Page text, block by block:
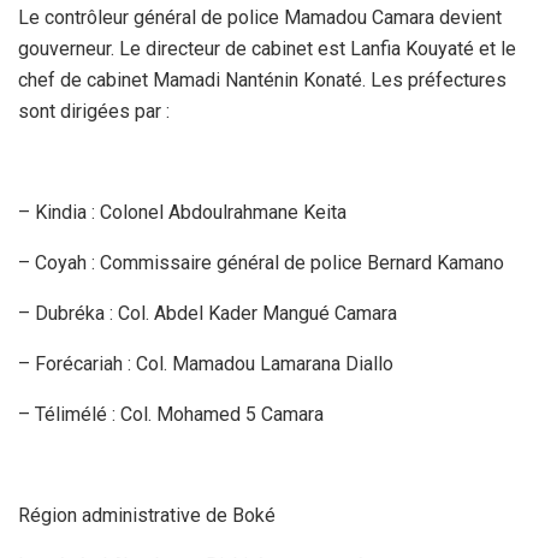
Le contrôleur général de police Mamadou Camara devient
gouverneur. Le directeur de cabinet est Lanfia Kouyaté et le
chef de cabinet Mamadi Nanténin Konaté. Les préfectures
sont dirigées par :
– Kindia : Colonel Abdoulrahmane Keita
– Coyah : Commissaire général de police Bernard Kamano
– Dubréka : Col. Abdel Kader Mangué Camara
– Forécariah : Col. Mamadou Lamarana Diallo
– Télimélé : Col. Mohamed 5 Camara
Région administrative de Boké